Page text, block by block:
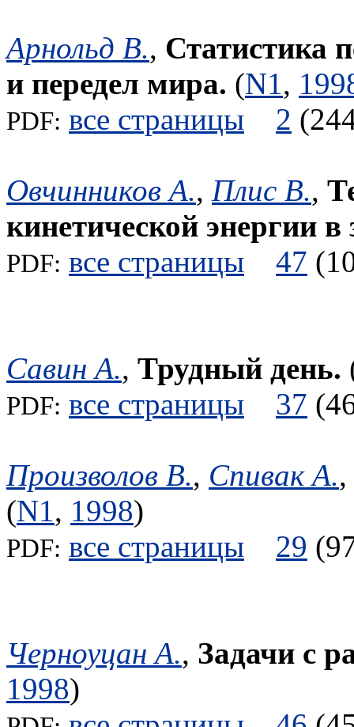
Арнольд В., Статистика
и передел мира. (N1,
PDF: все страницы 2
Овчинников А., Плис В.,
кинетической энергии
PDF: все страницы 47
Савин А., Трудный день.
PDF: все страницы 37
Произволов В., Спивак А.,
(N1, 1998)
PDF: все страницы 29
Черноуцан А., Задачи с
1998)